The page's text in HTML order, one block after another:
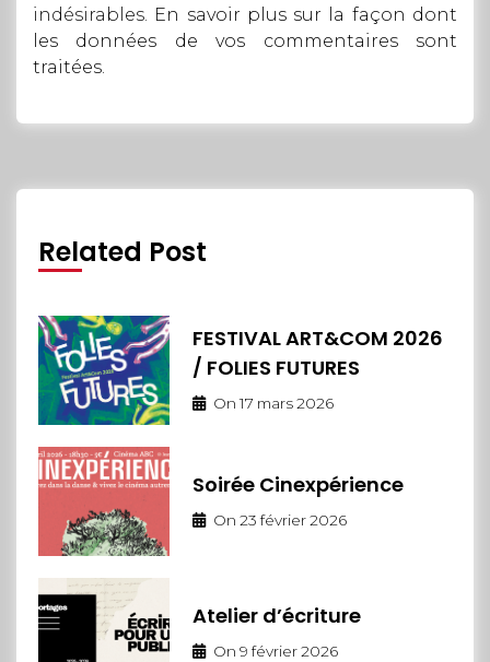
indésirables. En savoir plus sur la façon dont
les données de vos commentaires sont
traitées
Related Post
FESTIVAL ART&COM 2026
/ FOLIES FUTURES
On17 mars 2026
Soirée Cinexpérience
On23 février 2026
Atelier d’écriture
On9 février 2026